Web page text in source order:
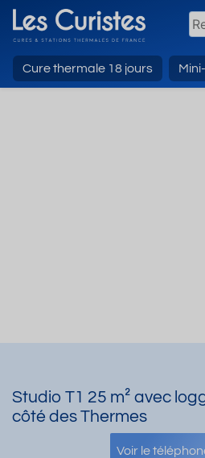
Cure thermale 18 jours
Studio T1 25 m² avec
côté des Thermes
Voir le